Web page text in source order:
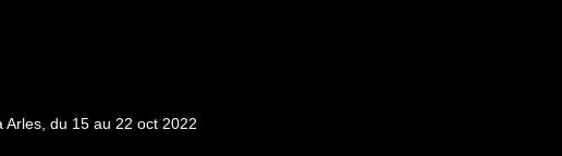
du 15 au 22 oct 2022